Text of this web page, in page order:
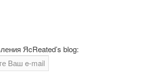
ЯcReated’s blog: